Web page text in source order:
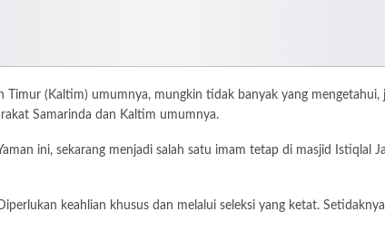
(Kaltim) umumnya, mungkin tidak banyak yang
Samarinda dan Kaltim umumnya.
ini, sekarang menjadi salah satu imam tetap di masjid Istiqlal
keahlian khusus dan melalui seleksi yang ketat.